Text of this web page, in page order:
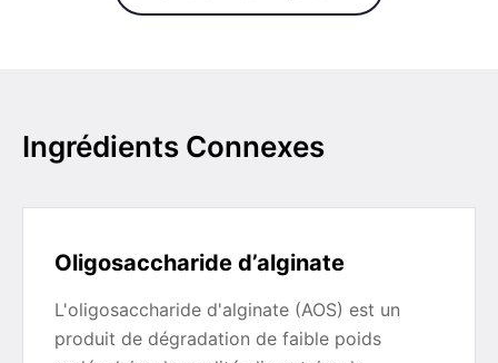
Ingrédients Connexes
Oligosaccharide d’alginate
L'oligosaccharide d'alginate (AOS) est un
produit de dégradation de faible poids